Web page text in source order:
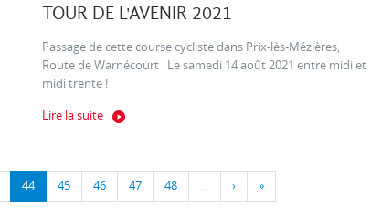
TOUR DE L'AVENIR 2021
Passage de cette course cycliste dans Prix-lès-Mézières,
Route de Warnécourt Le samedi 14 août 2021 entre midi et
midi trente !
Lire la suite
44 45 46 47 48 … › »